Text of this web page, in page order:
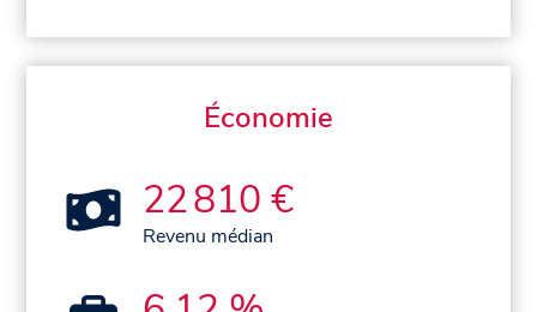
Économie
22 810 €
Revenu médian